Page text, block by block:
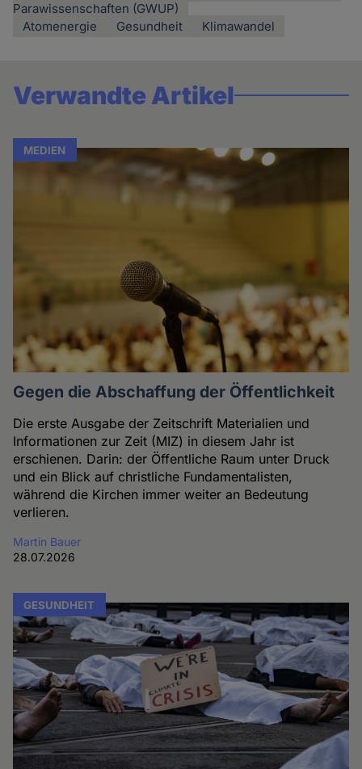
Parawissenschaften (GWUP)
Atomenergie
Gesundheit Klimawandel
Verwandte Artikel
MEDIEN
Gegen die Abschaffung der Öffentlichkeit
Die erste Ausgabe der Zeitschrift Materialien und
Informationen zur Zeit (MIZ) in diesem Jahr ist
erschienen. Darin: der Öffentliche Raum unter Druck
und ein Blick auf christliche Fundamentalisten,
während die Kirchen immer weiter an Bedeutung
verlieren.
Martin Bauer
28.07.2026
GESUNDHEIT